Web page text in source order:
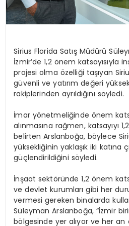
Sirius Florida Satış Müdürü
İzmir’de 1,2 önem katsayısıyla
projesi olma özelliği taşıyan
güvenli ve yatırım değeri
rakiplerinden ayrıldığını söyledi.
İmar yönetmeliğinde önem
alınmasına rağmen, katsayıyı
belirten Arslanboğa, böylece
yüksekliğinin yaklaşık iki katına
güçlendirildiğini söyledi.
İnşaat sektöründe 1,2 önem
ve devlet kurumları gibi her
vermesi gereken binalarda
Süleyman Arslanboğa, “İzmir
bölgesinde yer alıyor ve her